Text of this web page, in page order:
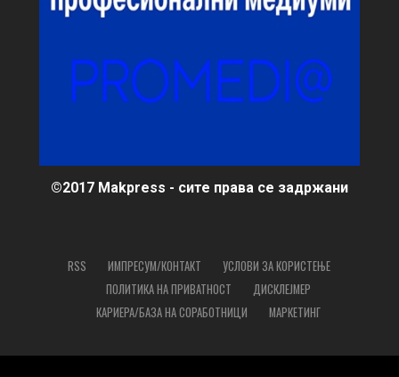
©2017 Makpress - сите права се задржани
RSS ИМПРЕСУМ/КОНТАКТ
УСЛОВИ ЗА КОРИСТЕЊЕ
ПОЛИТИКА НА ПРИВАТНОСТ
ДИСКЛЕЈМЕР
КАРИЕРА/БАЗА НА СОРАБОТНИЦИ
МАРКЕТИНГ